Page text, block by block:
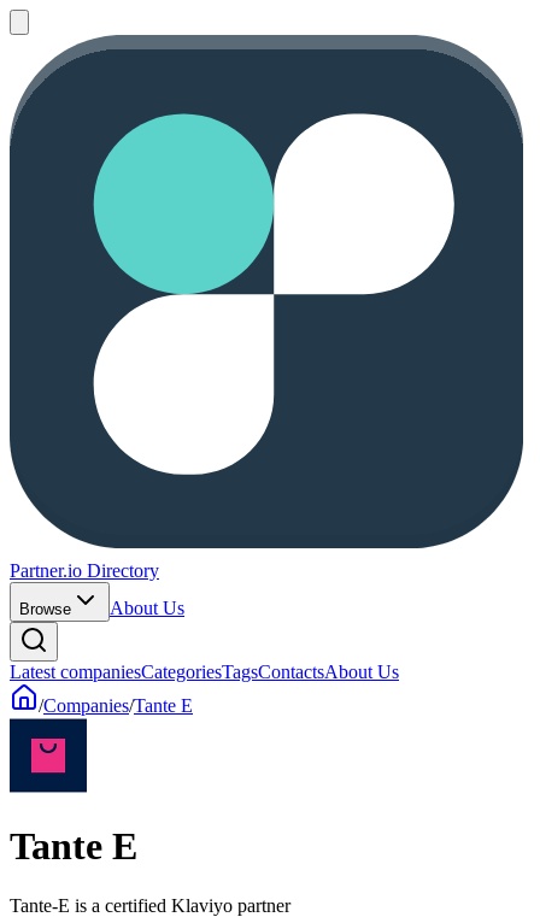
Partner.io Directory
Browse About Us
Latest companiesCategoriesTagsContactsAbout Us
/Companies/Tante E
Tante E
Tante-E is a certified Klaviyo partner